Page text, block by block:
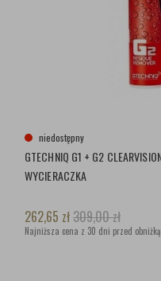
niedostępny
GTECHNIQ G1 + G2
WYCIERACZKA
262,65 zł309,00zł
Najniższa cena z 30 dni przed